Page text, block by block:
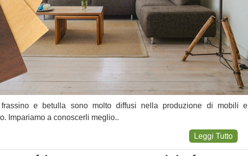
e betulla sono molto diffusi nella produzione di mobili e
Impariamo a conoscerli meglio..
Leggi Tutto